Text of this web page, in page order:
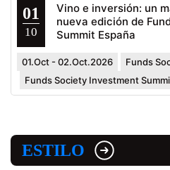
01
10
Vino e inversión: un
nueva edición de
Summit España
01.Oct - 02.Oct.2026
Funds
Funds Society Investment
ESTILO